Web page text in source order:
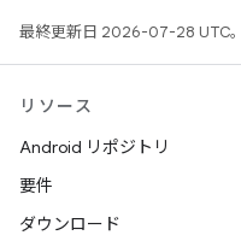
最終更新日 2026-07-28 UTC。
リソース
Android リポジトリ
要件
ダウンロード